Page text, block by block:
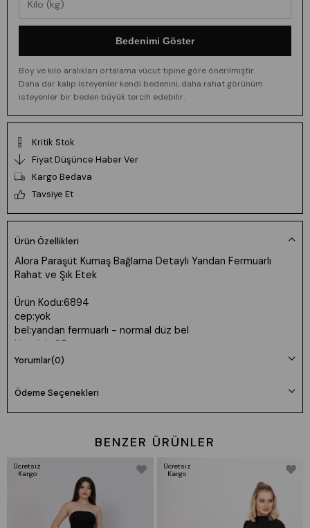
Bedenimi Göster
Boy ve kilo aralıkları ortalama vücut tipine göre önerilmiştir.
Daha dar kalıp isteyenler kendi bedenini, daha rahat görünüm
isteyenler bir beden büyük tercih edebilir.
Kritik Stok
Fiyat Düşünce Haber Ver
Kargo Bedava
Tavsiye Et
Ürün Özellikleri
Alora Paraşüt Kumaş Bağlama Detaylı Yandan Fermuarlı
Rahat ve Şık Etek
Ürün Kodu:6894
cep:yok
bel:yandan fermuarlı - normal düz bel
Uzunluk: 95 cm
Kumaş: Paraşüt Lİkralı esnek
Manken 36 Beden Boy: 165 cm Kilo: 55
Beden seçimi vücut tipine göre değişiklik gösterebilir.
Yorumlar(0)
Ödeme Seçenekleri
BENZER ÜRÜNLER
Ücretsiz
Kargo
Ücretsiz
Kargo